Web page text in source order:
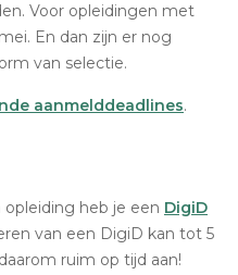
Voor opleidingen met
En dan zijn er nog
van selectie.
aanmelddeadlines.
heb je een DigiD
van een DigiD kan tot 5
ruim op tijd aan!